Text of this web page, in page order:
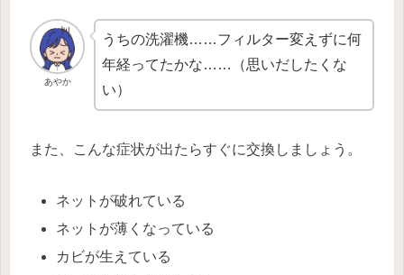
あやか
うちの洗濯機……フィルター変えずに何
年経ってたかな……（思いだしたくな
い）
また、こんな症状が出たらすぐに交換しましょう。
ネットが破れている
ネットが薄くなっている
カビが生えている